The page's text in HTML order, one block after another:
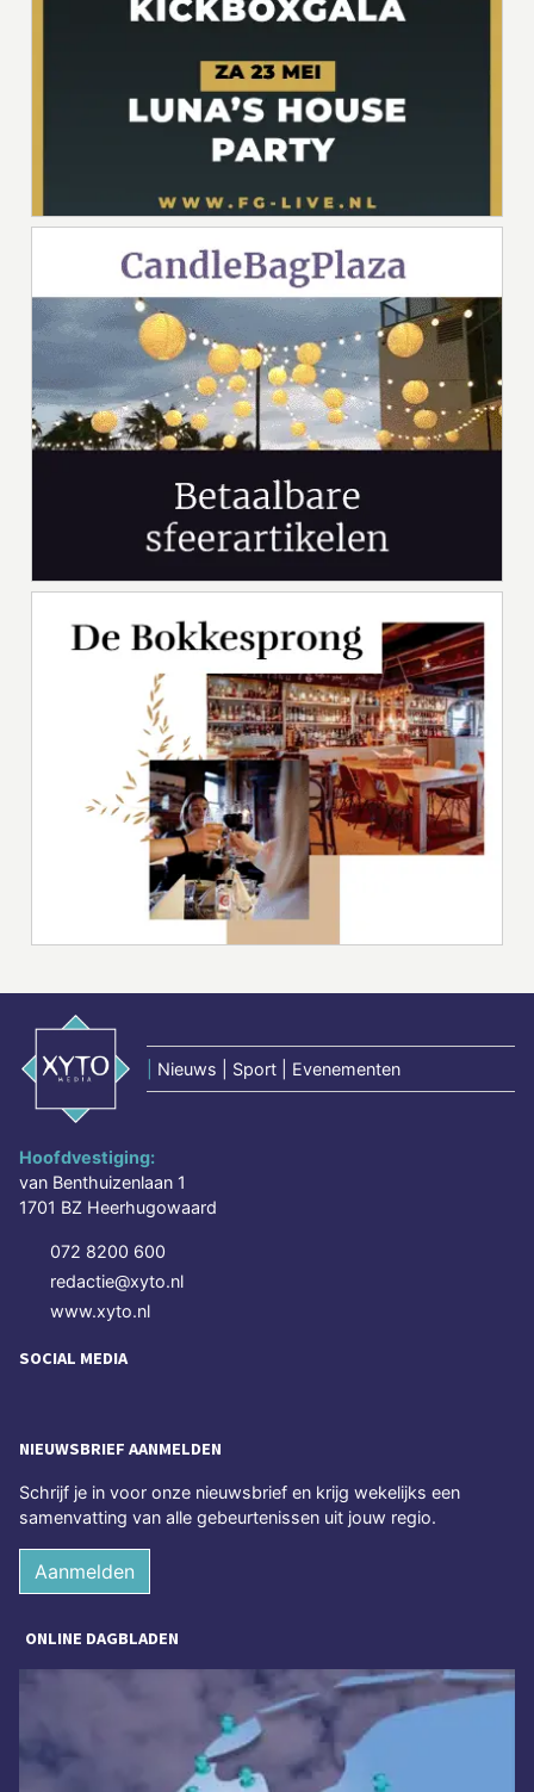
Nieuws | Sport | Evenementen
Hoofdvestiging:
van Benthuizenlaan 1
1701 BZ Heerhugowaard
072 8200 600
redactie@xyto.nl
www.xyto.nl
SOCIAL MEDIA
NIEUWSBRIEF AANMELDEN
Schrijf je in voor onze nieuwsbrief en krijg wekelijks een
samenvatting van alle gebeurtenissen uit jouw regio.
Aanmelden
ONLINE DAGBLADEN